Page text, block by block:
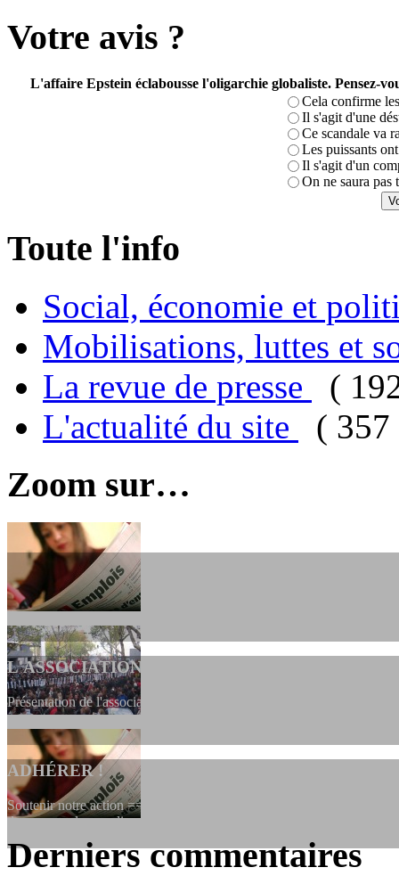
Votre avis ?
L'affaire Epstein éclabousse l'oligarchie globaliste. Pensez-
Cela confirme
Il s'agit d'une
Ce scandale va
Les puissants
Il s'agit d'un
On ne saura pas
Toute l'info
Social, économie et
Mobilisations, luttes et
La revue de presse
(
L'actualité du site
( 357
Zoom sur…
L'ASSOCIATION
Présentation de l'association et de sa charte qui encadre nos actions
ADHÉRER !
Soutenir notre action ==> Si vous souhaitez adhérer à
dessous, en le remplissant et en...
Derniers commentaires